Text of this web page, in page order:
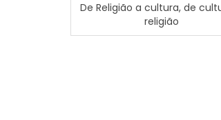
De Religião a cultura, de
religião